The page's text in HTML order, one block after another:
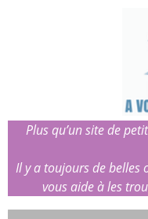
Plus qu’un site de
Il y a toujours de belles
vous aide à les